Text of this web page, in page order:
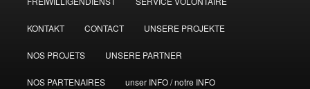
KONTAKT CONTACT UNSERE PROJEKTE
NOS PROJETS UNSERE PARTNER
NOS PARTENAIRES unser INFO / notre INFO